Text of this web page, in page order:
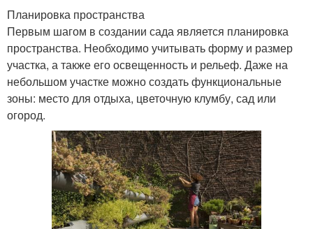
Планировка пространства
Первым шагом в создании сада является планировка
пространства. Необходимо учитывать форму и размер
участка, а также его освещенность и рельеф. Даже на
небольшом участке можно создать функциональные
зоны: место для отдыха, цветочную клумбу, сад или
огород.